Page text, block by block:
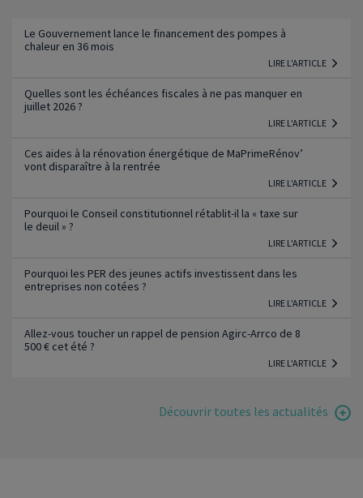
Le Gouvernement lance le financement des pompes à
chaleur en 36 mois
LIRE L'ARTICLE
Quelles sont les échéances fiscales à ne pas manquer en
juillet 2026 ?
LIRE L'ARTICLE
Ces aides à la rénovation énergétique de MaPrimeRénov’
vont disparaître à la rentrée
LIRE L'ARTICLE
Pourquoi le Conseil constitutionnel rétablit-il la « taxe sur
le deuil » ?
LIRE L'ARTICLE
Pourquoi les PER des jeunes actifs investissent dans les
entreprises non cotées ?
LIRE L'ARTICLE
Allez-vous toucher un rappel de pension Agirc-Arrco de 8
500 € cet été ?
LIRE L'ARTICLE
Découvrir toutes les actualités